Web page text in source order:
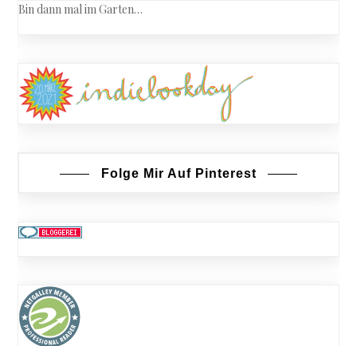
Bin dann mal im Garten…
Folge Mir Auf Pinterest